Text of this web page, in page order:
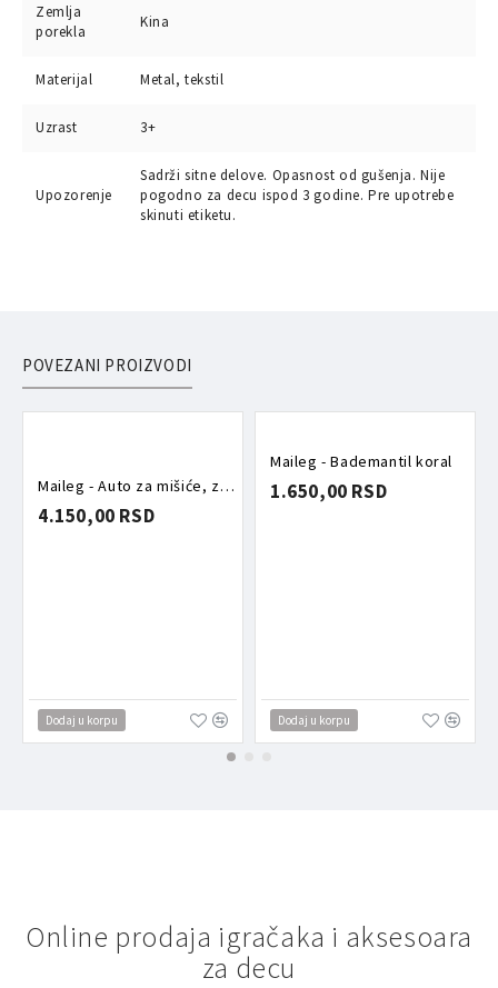
Zemlja
porekla
Kina
Materijal Metal, tekstil
Uzrast 3+
Upozorenje
Sadrži sitne delove. Opasnost od gušenja. Nije
pogodno za decu ispod 3 godine. Pre upotrebe
skinuti etiketu.
POVEZANI PROIZVODI
Maileg - Auto za mišiće, zeleni
4.150,00 RSD
Dodaj u korpu
Maileg - Bademantil koral
1.650,00 RSD
Dodaj u korpu
Online prodaja igračaka i aksesoara
za decu